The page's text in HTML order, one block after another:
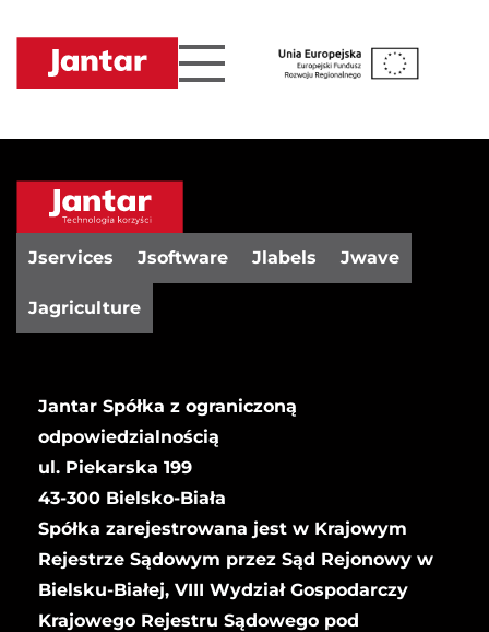
do
Jservices Jsoftware Jlabels Jwave
Jagriculture
Jantar Spółka z ograniczoną
odpowiedzialnością
ul. Piekarska 199
43-300 Bielsko-Biała
Spółka zarejestrowana jest w Krajowym
Rejestrze Sądowym przez Sąd Rejonowy w
Bielsku-Białej, VIII Wydział Gospodarczy
Krajowego Rejestru Sądowego pod